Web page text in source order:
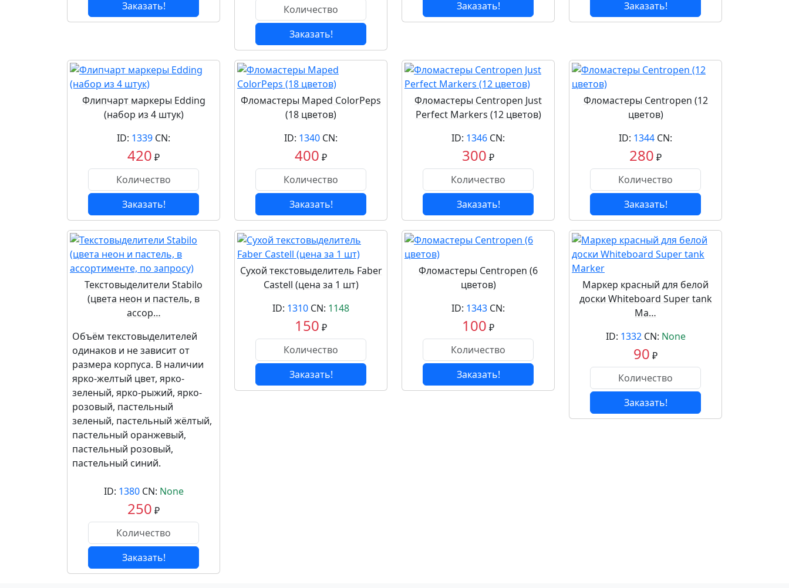
Заказать!
Заказать!
Заказать! Заказать!
Флипчарт маркеры Edding
(набор из 4 штук)
ID: 1339 CN:
420 ₽
Заказать!
Фломастеры Maped ColorPeps
(18 цветов)
ID: 1340 CN:
400 ₽
Заказать!
Фломастеры Centropen Just
Perfect Markers (12 цветов)
ID: 1346 CN:
300 ₽
Заказать!
Фломастеры Centropen (12
цветов)
ID: 1344 CN:
280 ₽
Заказать!
Текстовыделители Stabilo
(цвета неон и пастель, в
ассор…
Объём текстовыделителей
одинаков и не зависит от
размера корпуса. В наличии
ярко-желтый цвет, ярко-
зеленый, ярко-рыжий, ярко-
розовый, пастельный
зеленый, пастельный жёлтый,
пастельный оранжевый,
пастельный розовый,
пастельный синий.
ID: 1380CN: None
250 ₽
Заказать!
Сухой текстовыделитель Faber
Castell (цена за 1 шт)
ID: 1310 CN: 1148
150 ₽
Заказать!
Фломастеры Centropen (6
цветов)
ID: 1343 CN:
100 ₽
Заказать!
Маркер красный для белой
доски Whiteboard Super tank
Ma…
ID: 1332CN: None
90 ₽
Заказать!